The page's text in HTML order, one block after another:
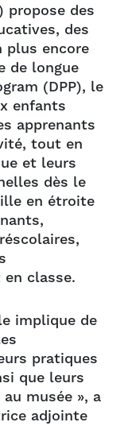
propose des
des
plus encore
de longue
(DPP), le
enfants
apprenants
tout en
et leurs
dès le
en étroite
en classe.
implique de
pratiques
que leurs
musée », a
adjointe